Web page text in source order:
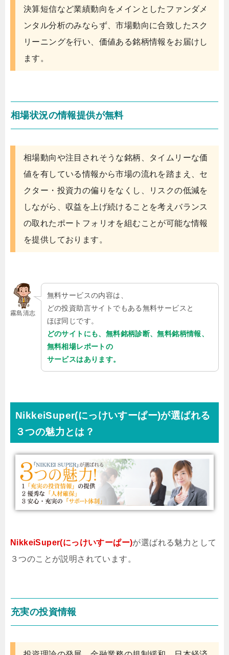
決算短信など業績動向をメインとしたファンダメ
ンタル分析のみならず、市場動向に合致したスク
リーニングを行い、価値ある銘柄情報をお届けし
ます。
相場状況の情報提供が無料
相場動向や注目されそうな銘柄、タイムリーな価
値を有している情報から市場の流れを踏まえ、セ
クター・投資力の偏りをなくし、リスクの低減を
しながら、収益を上げ続けることを考えバランス
の取れたポートフォリオを組むことが可能な情報
を提供しております。
霧島清志
無料サービスの内容は、
どの投資助言サイトでもある無料サービスと
ほぼ同じです。
どのサイトにも、無料銘柄診断、無料銘柄情報、
無料相場レポートの
サービスはあります。
NikkeiSuper(にっけいすーぱー)が選ばれる
３つの魅力とは？
NikkeiSuper(にっけいすーぱー)が選ばれる魅力として
３つのことが説明されています。
充実の投資情報